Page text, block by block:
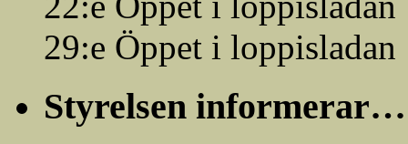
29:e Öppet i
Styrelsen informerar…